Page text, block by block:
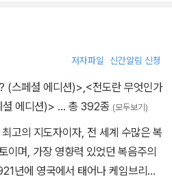
저자파일 신간알림 신청
(스페셜 에디션)>,<전도란 무엇인가
에디션)> … 총 392종 (모두보기)
고의 지도자이자, 전 세계 수많은 복
이며, 가장 영향력 있었던 복음주의